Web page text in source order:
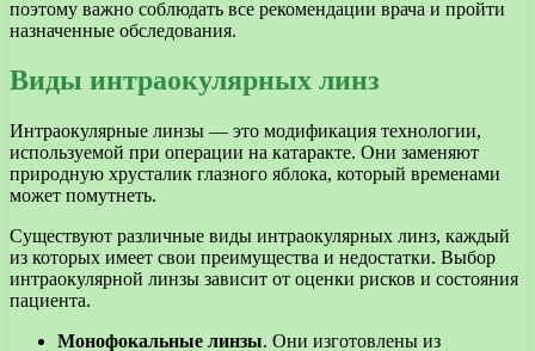
поэтому важно соблюдать все рекомендации врача и пройти
назначенные обследования.
Виды интраокулярных линз
Интраокулярные линзы — это модификация технологии,
используемой при операции на катаракте. Они заменяют
природную хрусталик глазного яблока, который временами
может помутнеть.
Существуют различные виды интраокулярных линз, каждый
из которых имеет свои преимущества и недостатки. Выбор
интраокулярной линзы зависит от оценки рисков и состояния
пациента.
Монофокальные линзы. Они изготовлены из